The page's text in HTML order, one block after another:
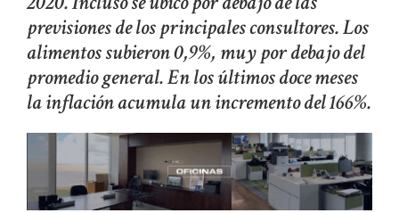
previsiones de los principales consultores. Los
alimentos subieron 0,9%, muy por debajo del
promedio general. En los últimos doce meses
la inflación acumula un incremento del 166%.